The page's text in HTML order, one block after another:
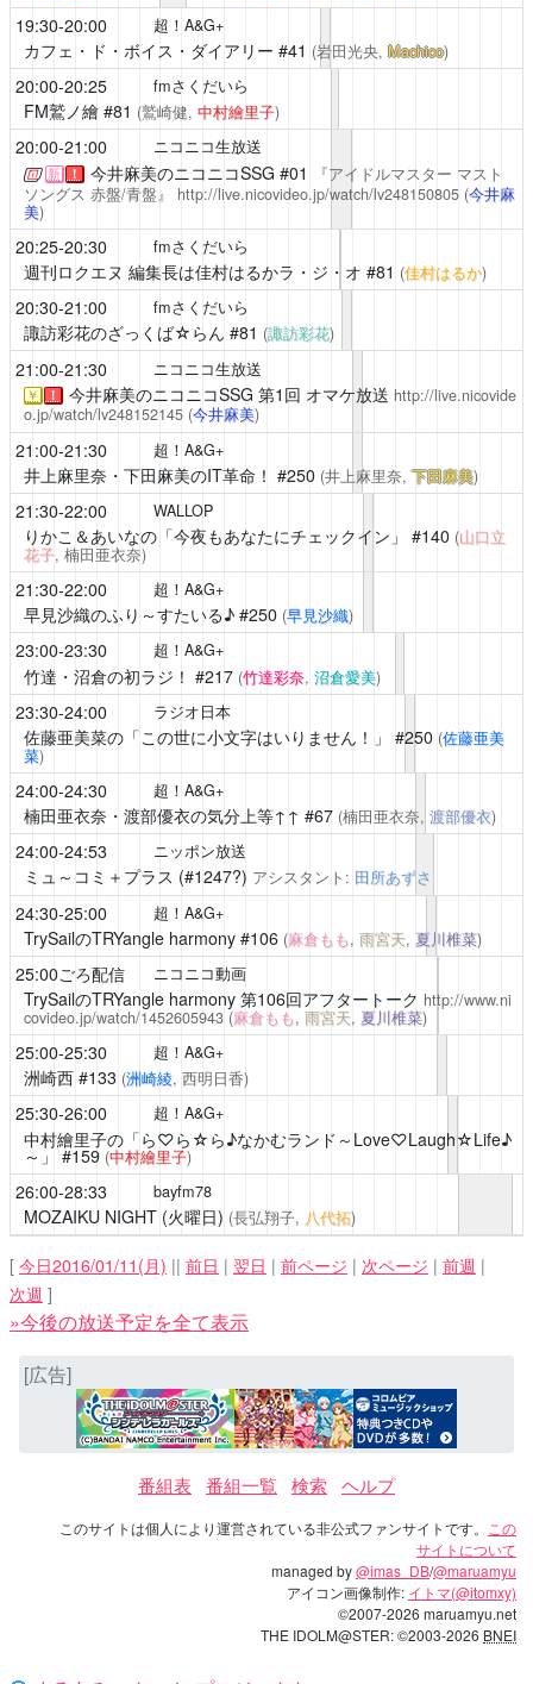
19:30-20:00 超！A&G+
カフェ・ド・ボイス・ダイアリー #41 (岩田光央, Machico)
20:00-20:25 fmさくだいら
FM鷲ノ繪#81 (鷲崎健, 中村繪里子)
20:00-21:00 ニコニコ生放送
新 ！ 今井麻美のニコニコSSG #01
『アイドルマスター マスト
ソングス 赤盤/青盤』
http://live.nicovideo.jp/watch/lv248150805 (今井麻
美)
20:25-20:30 fmさくだいら
週刊ロクエヌ 編集長は佳村はるかラ・ジ・オ #81 (佳村はるか)
20:30-21:00 fmさくだいら
諏訪彩花のざっくば☆らん #81 (諏訪彩花)
21:00-21:30 ニコニコ生放送
￥ ！ 今井麻美のニコニコSSG 第1回 オマケ放送 http://live.nicovide
o.jp/watch/lv248152145 (今井麻美)
21:00-21:30 超！A&G+
井上麻里奈・下田麻美のIT革命！ #250 (井上麻里奈,下田麻美)
21:30-22:00 WALLOP
りかこ＆あいなの「今夜もあなたにチェックイン」 #140 (山口立
花子, 楠田亜衣奈)
21:30-22:00 超！A&G+
早見沙織のふり～すたいる♪#250 (早見沙織)
23:00-23:30 超！A&G+
竹達・沼倉の初ラジ！ #217 (竹達彩奈, 沼倉愛美)
23:30-24:00 ラジオ日本
佐藤亜美菜の「この世に小文字はいりません！」 #250 (佐藤亜美
菜)
24:00-24:30 超！A&G+
楠田亜衣奈・渡部優衣の気分上等↑↑ #67 (楠田亜衣奈, 渡部優衣)
24:00-24:53 ニッポン放送
ミュ～コミ＋プラス (#1247?) アシスタント: 田所あずさ
24:30-25:00 超！A&G+
TrySailのTRYangle harmony#106 (麻倉もも, 雨宮天, 夏川椎菜)
25:00ごろ配信 ニコニコ動画
TrySailのTRYangle harmony第106回アフタートーク http://www.ni
covideo.jp/watch/1452605943 (麻倉もも, 雨宮天, 夏川椎菜)
25:00-25:30 超！A&G+
洲崎西#133 (洲崎綾, 西明日香)
25:30-26:00 超！A&G+
中村繪里子の「ら♡ら☆ら♪なかむランド～Love♡Laugh☆Life♪
～」#159 (中村繪里子)
26:00-28:33 bayfm78
MOZAIKU NIGHT (火曜日) (長弘翔子, 八代拓)
[ 今日2016/01/11(月) || 前日 | 翌日 | 前ページ | 次ページ | 前週 |
次週 ]
»今後の放送予定を全て表示
[広告]
番組表 番組一覧 検索 ヘルプ
このサイトは個人により運営されている非公式ファンサイトです。
この
サイトについて
managed by@imas_DB/@maruamyu
アイコン画像制作: イトマ(@itomxy)
©2007-2026 maruamyu.net
THE IDOLM@STER: ©2003-2026 BNEI